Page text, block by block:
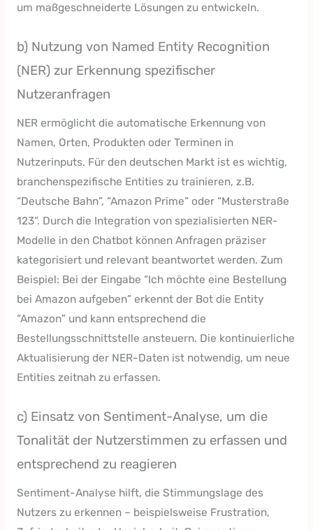
um maßgeschneiderte Lösungen zu entwickeln.
b) Nutzung von Named Entity Recognition
(NER) zur Erkennung spezifischer
Nutzeranfragen
NER ermöglicht die automatische Erkennung von
Namen, Orten, Produkten oder Terminen in
Nutzerinputs. Für den deutschen Markt ist es wichtig,
branchenspezifische Entities zu trainieren, z.B.
“Deutsche Bahn”, “Amazon Prime” oder “Musterstraße
123”. Durch die Integration von spezialisierten NER-
Modelle in den Chatbot können Anfragen präziser
kategorisiert und relevant beantwortet werden. Zum
Beispiel: Bei der Eingabe “Ich möchte eine Bestellung
bei Amazon aufgeben” erkennt der Bot die Entity
“Amazon” und kann entsprechend die
Bestellungsschnittstelle ansteuern. Die kontinuierliche
Aktualisierung der NER-Daten ist notwendig, um neue
Entities zeitnah zu erfassen.
c) Einsatz von Sentiment-Analyse, um die
Tonalität der Nutzerstimmen zu erfassen und
entsprechend zu reagieren
Sentiment-Analyse hilft, die Stimmungslage des
Nutzers zu erkennen – beispielsweise Frustration,